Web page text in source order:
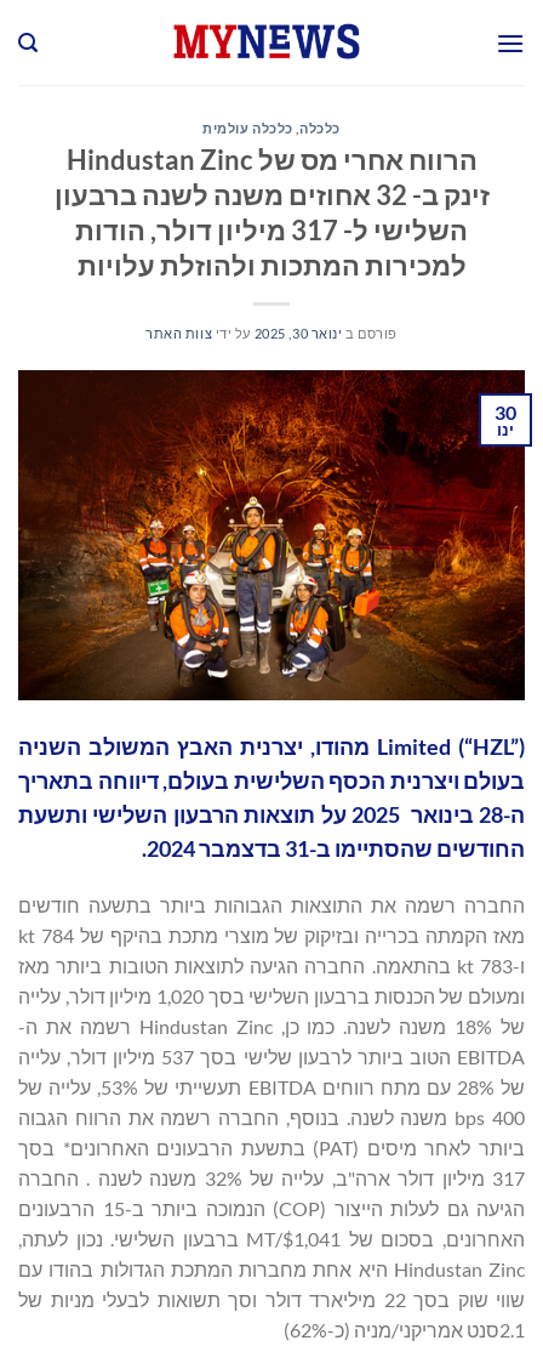
כלכלה, כלכלה עולמית
הרווח אחרי מס של Hindustan Zinc
זינק ב- 32 אחוזים משנה לשנה ברבעון
השלישי ל- 317 מיליון דולר, הודות
למכירות המתכות ולהוזלת עלויות
פורסם ב ינואר 30, 2025 על ידי צוות האתר
30
ינו
Limited (“HZL”) מהודו, יצרנית האבץ המשולב השניה
בעולם ויצרנית הכסף השלישית בעולם, דיווחה בתאריך
ה-28 בינואר 2025 על תוצאות הרבעון השלישי ותשעת
החודשים שהסתיימו ב-31 בדצמבר 2024.
החברה רשמה את התוצאות הגבוהות ביותר בתשעה חודשים
מאז הקמתה בכרייה ובזיקוק של מוצרי מתכת בהיקף של 784 kt
ו-783 kt בהתאמה. החברה הגיעה לתוצאות הטובות ביותר מאז
ומעולם של הכנסות ברבעון השלישי בסך 1,020 מיליון דולר, עלייה
של 18% משנה לשנה. כמו כן, Hindustan Zinc רשמה את ה-
EBITDA הטוב ביותר לרבעון שלישי בסך 537 מיליון דולר, עלייה
של 28% עם מתח רווחים EBITDA תעשייתי של 53%, עלייה של
400 bps משנה לשנה. בנוסף, החברה רשמה את הרווח הגבוה
ביותר לאחר מיסים (PAT) בתשעת הרבעונים האחרונים* בסך
317 מיליון דולר ארה"ב, עלייה של 32% משנה לשנה . החברה
הגיעה גם לעלות הייצור (COP) הנמוכה ביותר ב-15 הרבעונים
האחרונים, בסכום של $1,041/MT ברבעון השלישי. נכון לעתה,
Hindustan Zinc היא אחת מחברות המתכת הגדולות בהודו עם
שווי שוק בסך 22 מיליארד דולר וסך תשואות לבעלי מניות של
2.1סנט אמריקני/מניה (כ-62%)